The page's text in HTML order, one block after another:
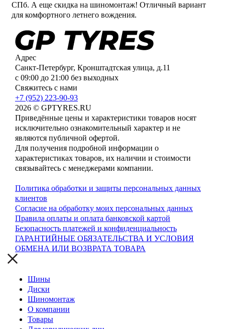
СПб. А еще скидка на шиномонтаж! Отличный вариант
для комфортного летнего вождения.
Адрес
Санкт-Петербург, Кронштадтская улица, д.11
с 09:00 до 21:00 без выходных
Свяжитесь с нами
+7 (952) 223-90-93
2026 © GPTYRES.RU
Приведённые цены и характеристики товаров носят
исключительно ознакомительный характер и не
являются публичной офертой.
Для получения подробной информации о
характеристиках товаров, их наличии и стоимости
связывайтесь с менеджерами компании.
Политика обработки и защиты персональных данных
клиентов
Согласие на обработку моих персональных данных
Правила оплаты и оплата банковской картой
Безопасность платежей и конфиденциальность
ГАРАНТИЙНЫЕ ОБЯЗАТЕЛЬСТВА И УСЛОВИЯ
ОБМЕНА ИЛИ ВОЗВРАТА ТОВАРА
Шины
Диски
Шиномонтаж
О компании
Товары